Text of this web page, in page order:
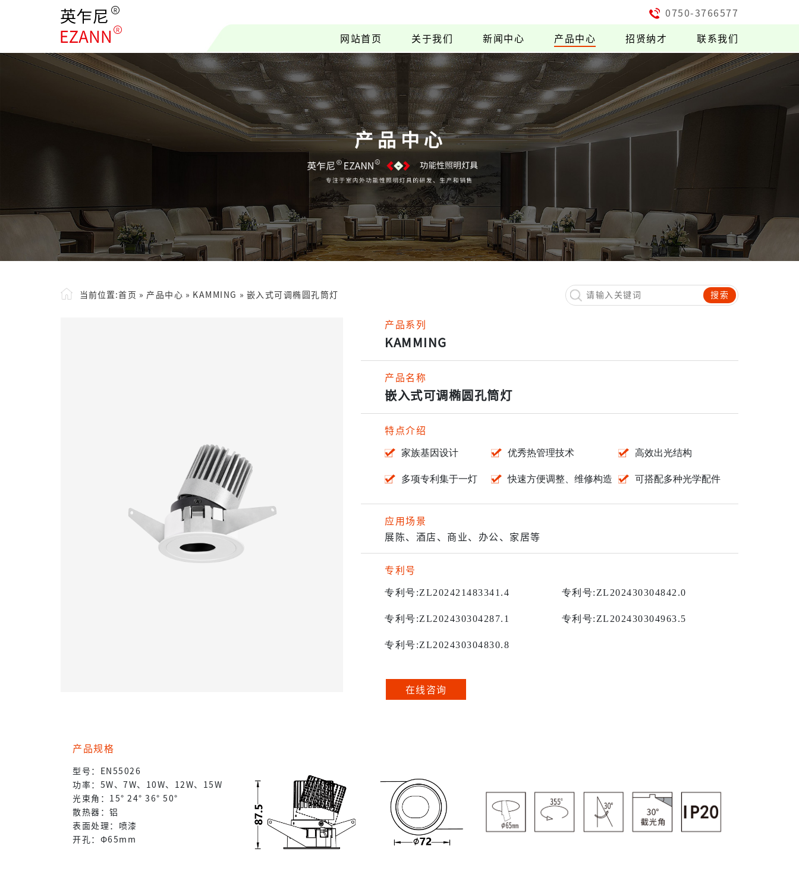
0750-3766577
网站首页 关于我们 新闻中心 产品中心 招贤纳才 联系我们
当前位置:首页 » 产品中心 » KAMMING » 嵌入式可调椭圆孔筒灯 搜索
产品系列
KAMMING
产品名称
嵌入式可调椭圆孔筒灯
特点介绍
家族基因设计 优秀热管理技术 高效出光结构
多项专利集于一灯 快速方便调整、维修构造 可搭配多种光学配件
应用场景
展陈、酒店、商业、办公、家居等
专利号
专利号:ZL202421483341.4 专利号:ZL202430304842.0
专利号:ZL202430304287.1 专利号:ZL202430304963.5
专利号:ZL202430304830.8
在线咨询
产品规格
型号：EN55026
功率：5W、7W、10W、12W、15W
光束角：15° 24° 36° 50°
散热器：铝
表面处理：喷漆
开孔：Φ65mm